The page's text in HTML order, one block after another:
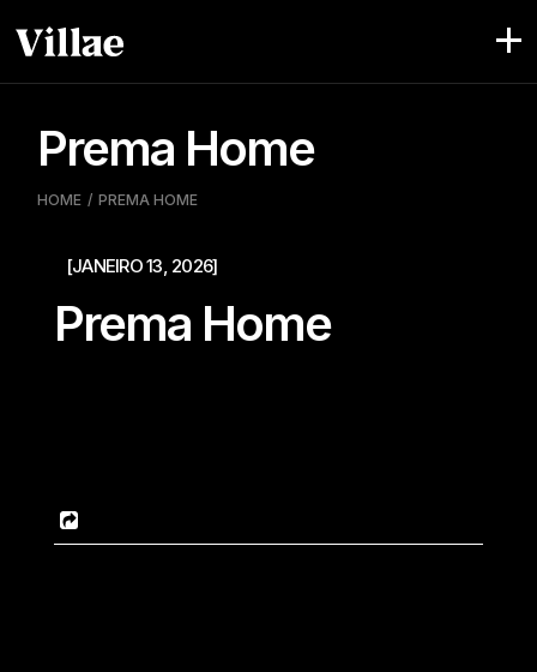
to
the
Prema Home
HOME PREMA HOME
[JANEIRO 13, 2026]
Prema Home